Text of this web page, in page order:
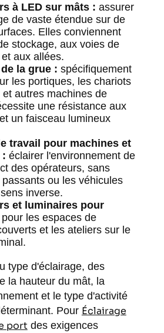
à LED sur mâts : assurer
de vaste étendue sur de
Elles conviennent
stockage, aux voies de
aux allées.
la grue : spécifiquement
les portiques, les chariots
autres machines de
une résistance aux
un faisceau lumineux
travail pour machines et
: éclairer l'environnement de
des opérateurs, sans
ou les véhicules
inverse.
et luminaires pour
pour les espaces de
et les ateliers sur le
type d'éclairage, des
la hauteur du mât, la
et le type d'activité
Pour Éclairage
port des exigences